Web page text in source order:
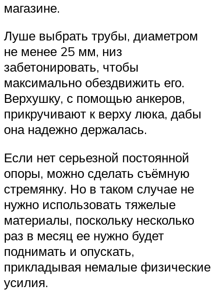
магазине.
Луше выбрать трубы, диаметром
не менее 25 мм, низ
забетонировать, чтобы
максимально обездвижить его.
Верхушку, с помощью анкеров,
прикручивают к верху люка, дабы
она надежно держалась.
Если нет серьезной постоянной
опоры, можно сделать съёмную
стремянку. Но в таком случае не
нужно использовать тяжелые
материалы, поскольку несколько
раз в месяц ее нужно будет
поднимать и опускать,
прикладывая немалые физические
усилия.